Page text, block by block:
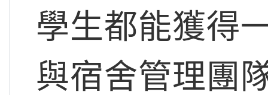
學生都能獲得
與宿舍管理團